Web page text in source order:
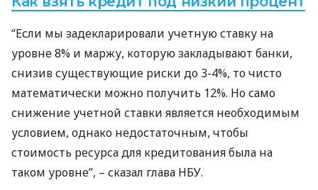
“Если мы задекларировали учетную ставку на
уровне 8% и маржу, которую закладывают банки,
снизив существующие риски до 3-4%, то чисто
математически можно получить 12%. Но само
снижение учетной ставки является необходимым
условием, однако недостаточным, чтобы
стоимость ресурса для кредитования была на
таком уровне”, – сказал глава НБУ.